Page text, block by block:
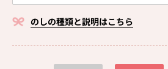
のしの種類と説明はこちら